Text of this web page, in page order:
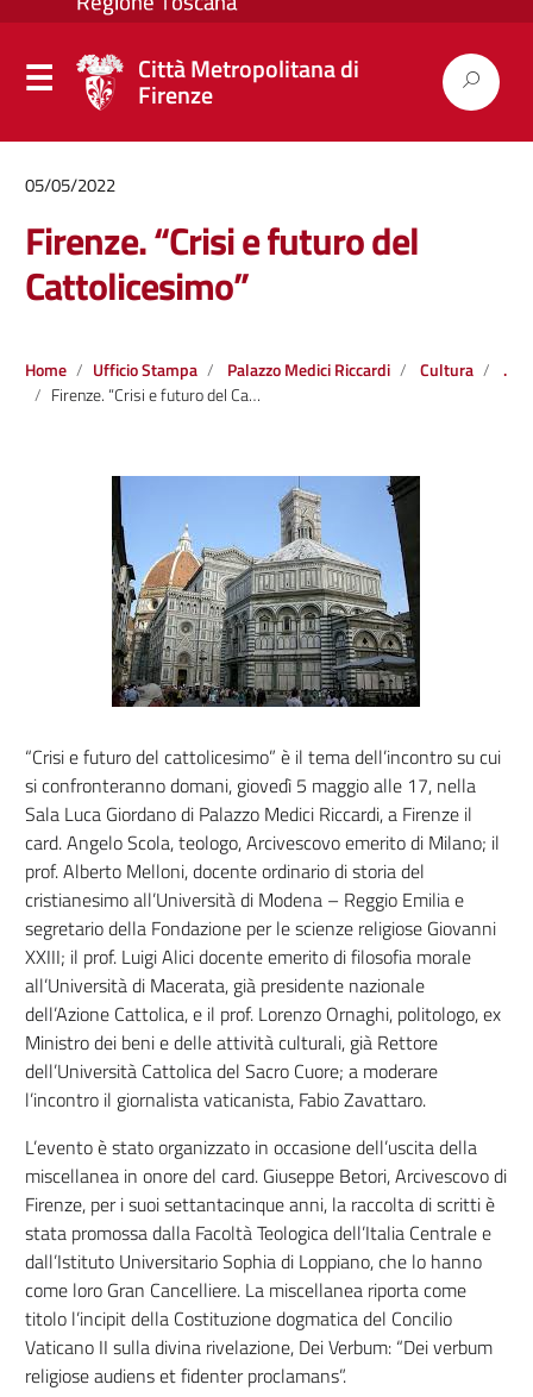
Città Metropolitana di
Firenze
05/05/2022
Firenze. “Crisi e futuro del
Cattolicesimo”
Home Ufficio Stampa Palazzo Medici Riccardi Cultura
.
Firenze. “Crisi e futuro del Cattolicesimo”
“Crisi e futuro del cattolicesimo” è il tema dell’incontro su cui
si confronteranno domani, giovedì 5 maggio alle 17, nella
Sala Luca Giordano di Palazzo Medici Riccardi, a Firenze il
card. Angelo Scola, teologo, Arcivescovo emerito di Milano; il
prof. Alberto Melloni, docente ordinario di storia del
cristianesimo all’Università di Modena – Reggio Emilia e
segretario della Fondazione per le scienze religiose Giovanni
XXIII; il prof. Luigi Alici docente emerito di filosofia morale
all’Università di Macerata, già presidente nazionale
dell’Azione Cattolica, e il prof. Lorenzo Ornaghi, politologo, ex
Ministro dei beni e delle attività culturali, già Rettore
dell’Università Cattolica del Sacro Cuore; a moderare
l’incontro il giornalista vaticanista, Fabio Zavattaro.
L’evento è stato organizzato in occasione dell’uscita della
miscellanea in onore del card. Giuseppe Betori, Arcivescovo di
Firenze, per i suoi settantacinque anni, la raccolta di scritti è
stata promossa dalla Facoltà Teologica dell’Italia Centrale e
dall’Istituto Universitario Sophia di Loppiano, che lo hanno
come loro Gran Cancelliere. La miscellanea riporta come
titolo l’incipit della Costituzione dogmatica del Concilio
Vaticano II sulla divina rivelazione, Dei Verbum: “Dei verbum
religiose audiens et fidenter proclamans”.